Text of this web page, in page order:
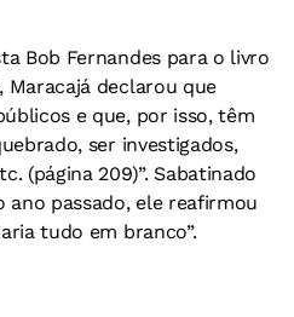
Bob Fernandes para o livro
Maracajá declarou que
e que, por isso, têm
ser investigados,
(página 209)”. Sabatinado
ano passado, ele reafirmou
tudo em branco”.